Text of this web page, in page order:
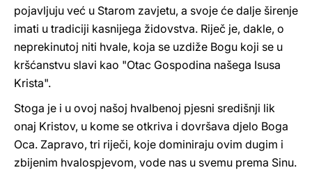
pojavljuju već u Starom zavjetu, a svoje će dalje širenje
imati u tradiciji kasnijega židovstva. Riječ je, dakle, o
neprekinutoj niti hvale, koja se uzdiže Bogu koji se u
kršćanstvu slavi kao "Otac Gospodina našega Isusa
Krista".
Stoga je i u ovoj našoj hvalbenoj pjesni središnji lik
onaj Kristov, u kome se otkriva i dovršava djelo Boga
Oca. Zapravo, tri riječi, koje dominiraju ovim dugim i
zbijenim hvalospjevom, vode nas u svemu prema Sinu.